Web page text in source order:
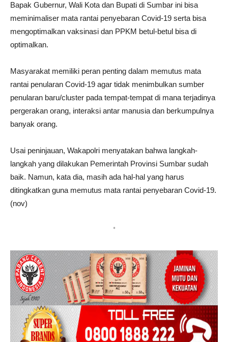
Bapak Gubernur, Wali Kota dan Bupati di Sumbar ini bisa
meminimaliser mata rantai penyebaran Covid-19 serta bisa
mengoptimalkan vaksinasi dan PPKM betul-betul bisa di
optimalkan.
Masyarakat memiliki peran penting dalam memutus mata
rantai penularan Covid-19 agar tidak menimbulkan sumber
penularan baru/cluster pada tempat-tempat di mana terjadinya
pergerakan orang, interaksi antar manusia dan berkumpulnya
banyak orang.
Usai peninjauan, Wakapolri menyatakan bahwa langkah-
langkah yang dilakukan Pemerintah Provinsi Sumbar sudah
baik. Namun, kata dia, masih ada hal-hal yang harus
ditingkatkan guna memutus mata rantai penyebaran Covid-19.
(nov)
*